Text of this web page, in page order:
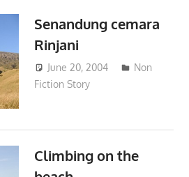
Senandung cemara
Rinjani
June 20, 2004 admin
Non
Fiction Story
Climbing on the